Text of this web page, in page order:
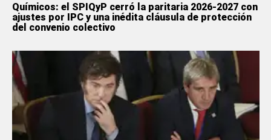
Químicos: el SPIQyP cerró la paritaria 2026-2027 con
ajustes por IPC y una inédita cláusula de protección
del convenio colectivo